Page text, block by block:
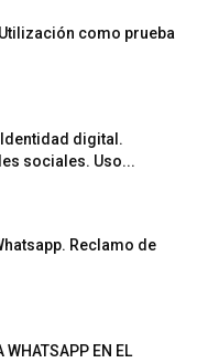
como prueba
digital.
sociales. Uso...
Reclamo de
WHATSAPP EN EL